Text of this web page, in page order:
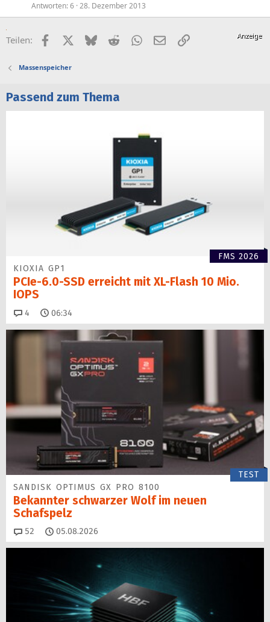
Antworten 6 28. Dezember 2013
Teilen: FacebookX (Twitter)
BlueskyRedditWhatsApp
E-MailLink
Massenspeicher
Passend zum Thema
FMS 2026
KIOXIA GP1
PCIe-6.0-SSD erreicht mit XL-Flash 10 Mio.
IOPS
4 Kommentare
06:34
TEST
SANDISK OPTIMUS GX PRO 8100
Bekannter schwarzer Wolf im neuen
Schafspelz
52 Kommentare
05.08.2026